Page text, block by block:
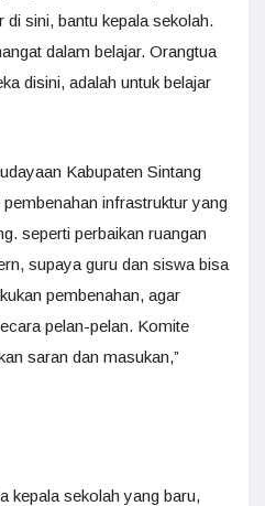
sini, bantu kepala sekolah.
dalam belajar. Orangtua
disini, adalah untuk belajar
Kabupaten Sintang
infrastruktur yang
seperti perbaikan ruangan
supaya guru dan siswa bisa
pembenahan, agar
pelan-pelan. Komite
saran dan masukan,”
kepala sekolah yang baru,